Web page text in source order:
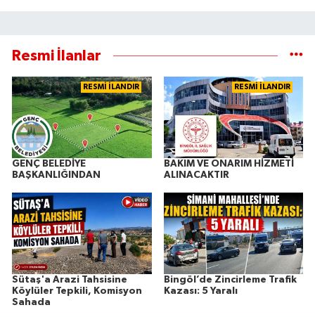
Resmi İlanlar
RESMİ İLANDIR
GENÇ BELEDİYE
BAŞKANLIĞINDAN
RESMİ İLANDIR
BAKIM VE ONARIM HİZMETİ
ALINACAKTIR
Sütaş'a Arazi Tahsisine
Köylüler Tepkili, Komisyon
Sahada
Bingöl’de Zincirleme Trafik
Kazası: 5 Yaralı